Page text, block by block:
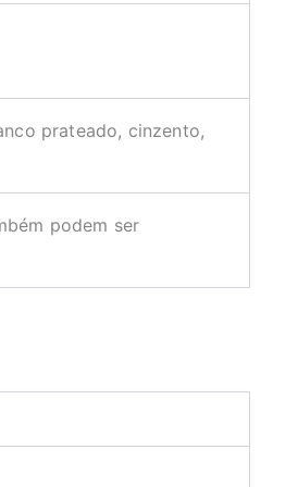
prateado, cinzento,
podem ser